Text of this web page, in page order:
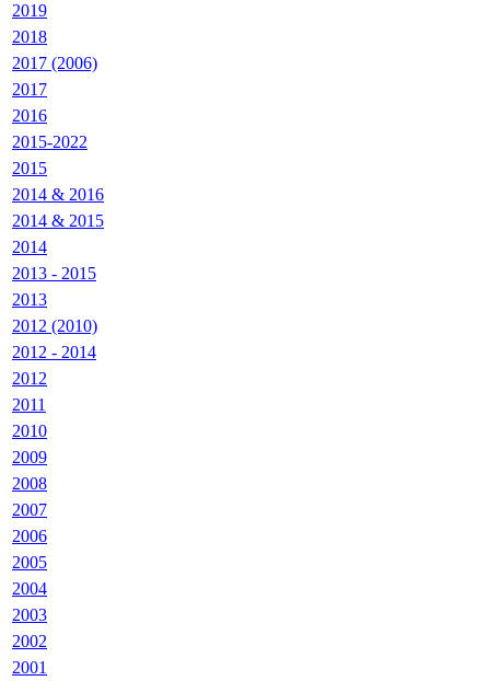
2019
2018
2017 (2006)
2017
2016
2015-2022
2015
2014 & 2016
2014 & 2015
2014
2013 - 2015
2013
2012 (2010)
2012 - 2014
2012
2011
2010
2009
2008
2007
2006
2005
2004
2003
2002
2001